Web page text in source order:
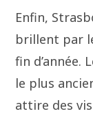
Enfin,
brillent par
fin d’année.
le plus
attire des